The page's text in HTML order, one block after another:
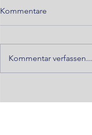
Kommentare
Kommentar verfassen...